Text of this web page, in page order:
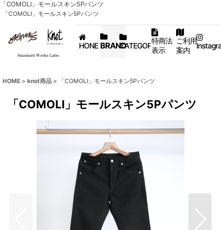
「COMOLI」モールスキン5Pパンツ
「COMOLI」モールスキン5Pパンツ
HONE BRANDCATEGORY特商法
表示
ご利用
案内
HOME > knot商品 > 「COMOLI」モールスキン5Pパンツ
「COMOLI」モールスキン5Pパンツ